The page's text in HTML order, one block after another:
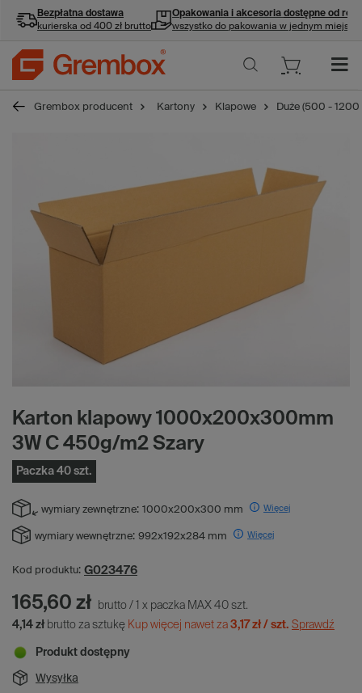
Bezpłatna dostawa
kurierska od 400 zł brutto
Opakowania i akcesoria dostępne od ręki
wszystko do pakowania w jednym miejscu
Grembox producent Kartony Klapowe Duże (500 -
Karton klapowy 1000x200x300mm
3W C 450g/m2 Szary
Paczka 40 szt.
wymiary zewnętrzne: 1000x200x300 mm Więcej
wymiary wewnętrzne: 992x192x284 mm Więcej
Kod produktu: G023476
165,60 zł brutto / 1 x paczka MAX 40 szt.
4,14 zł brutto za sztukę Kup więcej nawet za 3,17 zł / szt. Sprawdź
Produkt dostępny
Wysyłka